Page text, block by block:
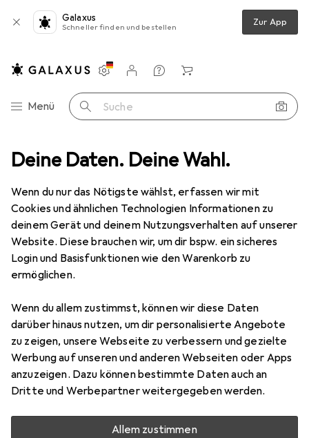
Deine Daten. Deine Wahl.
Wenn du nur das Nötigste wählst, erfassen wir mit
Cookies und ähnlichen Technologien Informationen zu
deinem Gerät und deinem Nutzungsverhalten auf unserer
Website. Diese brauchen wir, um dir bspw. ein sicheres
Login und Basisfunktionen wie den Warenkorb zu
ermöglichen.
Wenn du allem zustimmst, können wir diese Daten
darüber hinaus nutzen, um dir personalisierte Angebote
zu zeigen, unsere Webseite zu verbessern und gezielte
Werbung auf unseren und anderen Webseiten oder Apps
anzuzeigen. Dazu können bestimmte Daten auch an
Dritte und Werbepartner weitergegeben werden.
Allem zustimmen
Galaxus
Schneller finden und bestellen Zur App
Navigation nach Kategorien
Menü Suche
Einstellungen
Kundenkonto
Vergleichslisten
Merklisten
Warenkorb
Elokance
Kategorien anzeigen
Diese Marke gefällt mir